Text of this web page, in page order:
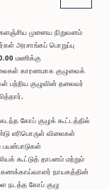
முனைய நிறுவனம்
அரசாங்கப் பொறுப்பு
மணிக்கு
காரணமாக குழுவைக்
பற்றிய குழுவின் தலைவர்
கோப் குழுக் கூட்டத்தில்
எரிபொருள் விலைகள்
பயன்பாடுகள்
கூட்டுத் தாபனம் மற்றும்
நாயகத்தின்
நடத்த கோப் குழு